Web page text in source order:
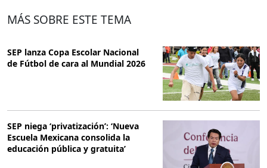
MÁS SOBRE ESTE TEMA
SEP lanza Copa Escolar Nacional
de Fútbol de cara al Mundial 2026
SEP niega ‘privatización’: ‘Nueva
Escuela Mexicana consolida la
educación pública y gratuita’